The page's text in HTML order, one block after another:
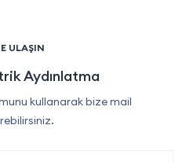
ULAŞIN
Aydınlatma
kullanarak bize mail